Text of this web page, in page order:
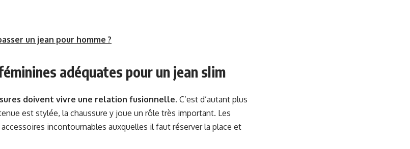
un jean pour homme ?
adéquates pour un jean slim
doivent vivre une relation fusionnelle. C’est d’autant plus
est stylée, la chaussure y joue un rôle très important. Les
incontournables auxquelles il faut réserver la place et